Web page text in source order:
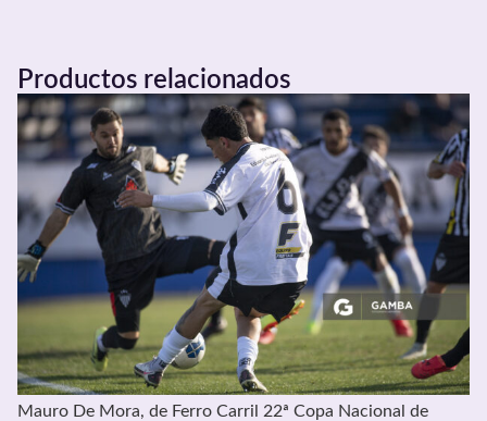
Productos relacionados
Mauro De Mora, de Ferro Carril 22ª Copa Nacional de